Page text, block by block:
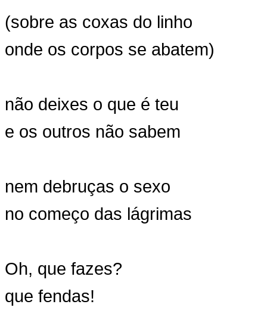
(sobre as coxas do linho
onde os corpos se abatem)
não deixes o que é teu
e os outros não sabem
nem debruças o sexo
no começo das lágrimas
Oh, que fazes?
que fendas!